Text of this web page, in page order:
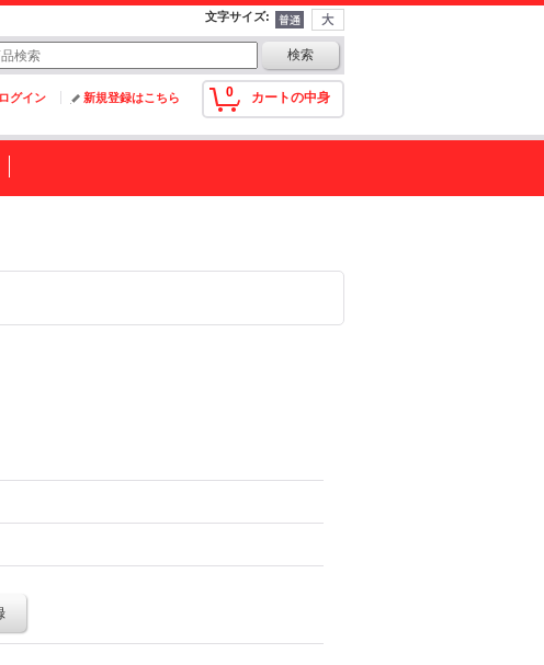
文字サイズ:
0 カートの中身
ログイン 新規登録はこちら